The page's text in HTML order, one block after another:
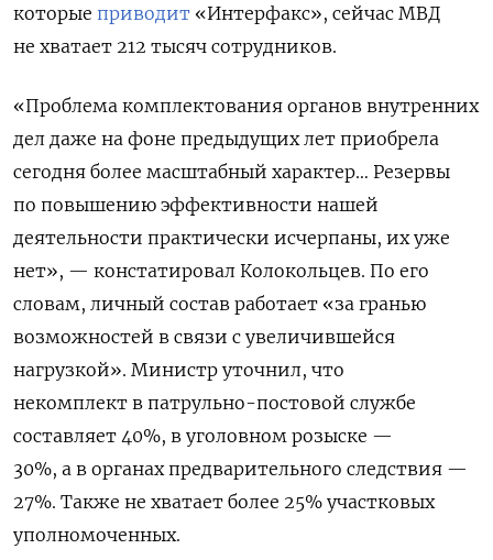
которые приводит «Интерфакс», сейчас МВД
не хватает 212 тысяч сотрудников.
«Проблема комплектования органов внутренних
дел даже на фоне предыдущих лет приобрела
сегодня более масштабный характер… Резервы
по повышению эффективности нашей
деятельности практически исчерпаны, их уже
нет», — констатировал Колокольцев. По его
словам, личный состав работает «за гранью
возможностей в связи с увеличившейся
нагрузкой». Министр уточнил, что
некомплект в патрульно-постовой службе
составляет 40%, в уголовном розыске —
30%, а в органах предварительного следствия —
27%. Также не хватает более 25% участковых
уполномоченных.